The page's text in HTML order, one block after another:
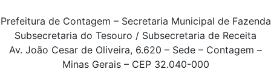
Prefeitura de Contagem – Secretaria Municipal de Fazenda
Subsecretaria do Tesouro / Subsecretaria de Receita
Av. João Cesar de Oliveira, 6.620 – Sede – Contagem –
Minas Gerais – CEP 32.040-000